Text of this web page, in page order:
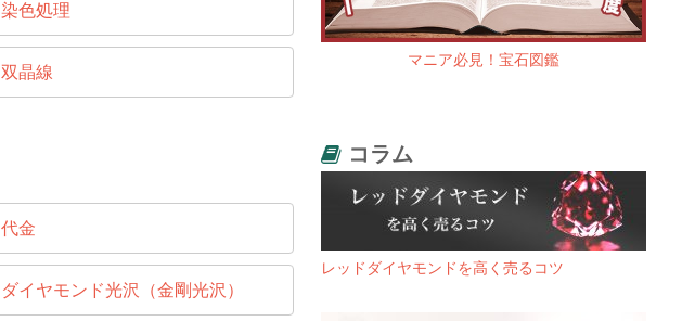
染色処理
双晶線
代金
ダイヤモンド光沢（金剛光沢）
マニア必見！宝石図鑑
コラム
レッドダイヤモンドを高く売るコツ